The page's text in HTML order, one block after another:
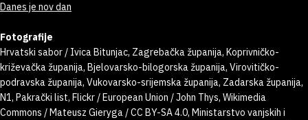
Danes je nov dan
Fotografije
Hrvatski sabor / Ivica Bitunjac, Zagrebačka županija, Koprivničko-
križevačka županija, Bjelovarsko-bilogorska županija, Virovitičko-
podravska županija, Vukovarsko-srijemska županija, Zadarska županija,
N1, Pakrački list, Flickr / European Union / John Thys, Wikimedia
Commons / Mateusz Gieryga / CC BY-SA 4.0, Ministarstvo vanjskih i